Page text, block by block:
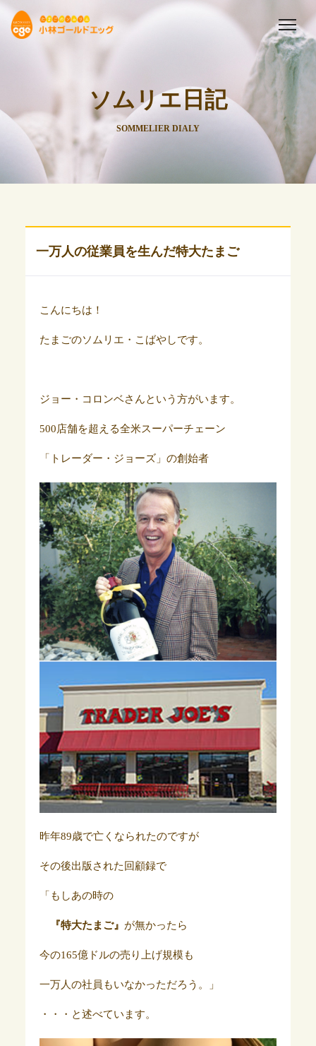
ソムリエ日記
SOMMELIER DIALY
一万人の従業員を生んだ特大たまご
こんにちは！
たまごのソムリエ・こばやしです。
ジョー・コロンベさんという方がいます。
500店舗を超える全米スーパーチェーン
「トレーダー・ジョーズ」の創始者
昨年89歳で亡くなられたのですが
その後出版された回顧録で
「もしあの時の
『特大たまご』 が無かったら
今の165億ドルの売り上げ規模も
一万人の社員もいなかっただろう。」
・・・と述べています。